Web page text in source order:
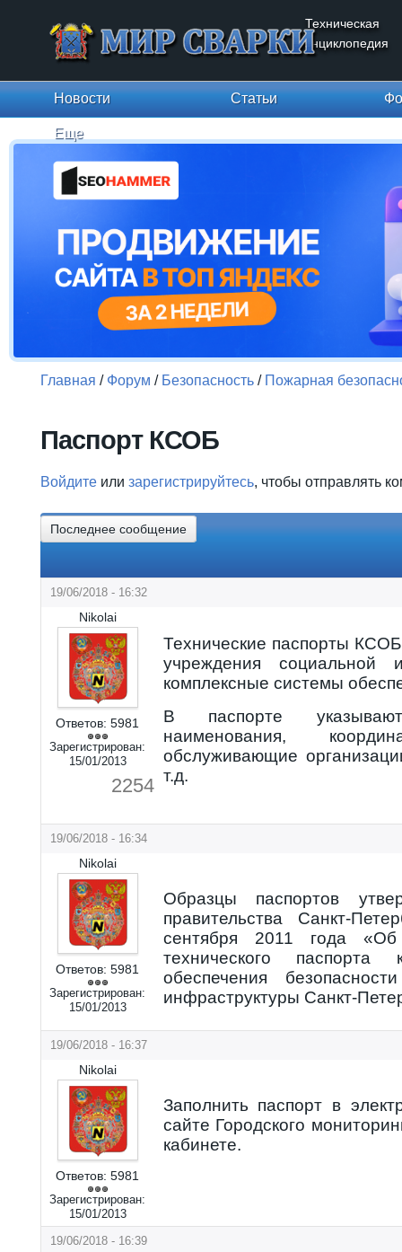
Техническая
энциклопедия
Новости Статьи
Еще
Главная / Форум / Безопасность / Пожарная
Паспорт КСОБ
Войдите или зарегистрируйтесь, чтобы отправлять
Последнее сообщение
19/06/2018 - 16:32
Nikolai
Ответов: 5981
Зарегистрирован:
15/01/2013
Технические паспорты
учреждения социальной
комплексные системы
В паспорте
наименования,
обслуживающие
т.д.
2254
19/06/2018 - 16:34
Nikolai
Ответов: 5981
Зарегистрирован:
15/01/2013
Образцы паспортов
правительства Санкт-
сентября 2011 года
технического паспорта
обеспечения
инфраструктуры Санкт-
19/06/2018 - 16:37
Nikolai
Ответов: 5981
Зарегистрирован:
15/01/2013
Заполнить паспорт в
сайте Городского
кабинете.
19/06/2018 - 16:39